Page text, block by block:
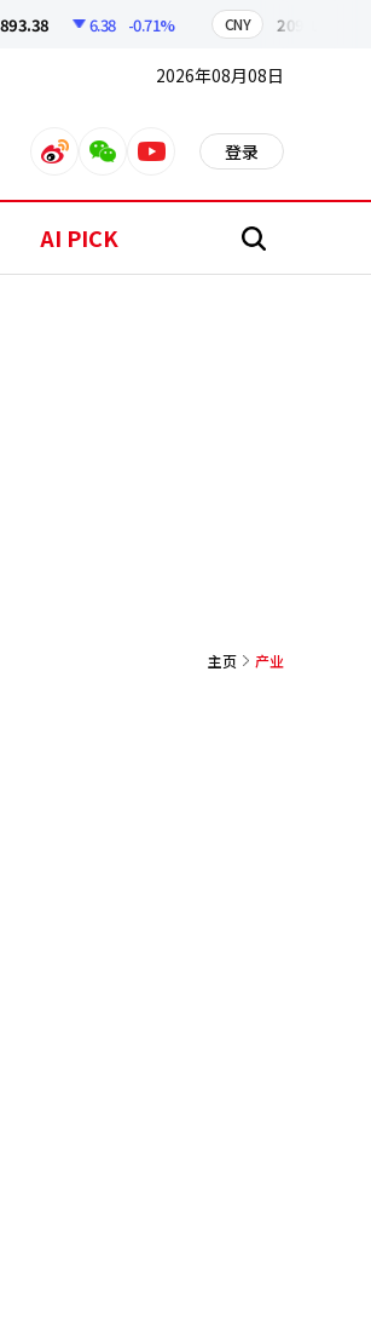
6.38 -0.71% CNY 209.17
2026年08月08日
weiboweixinyoutube 登录
AI PICK 搜
主页 产业